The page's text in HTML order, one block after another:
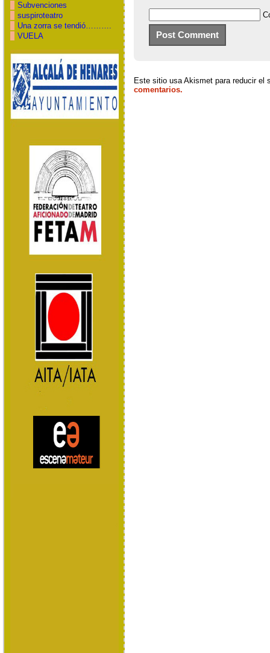
Subvenciones
suspiroteatro
Una zorra se tendió……….
VUELA
Este sitio usa Akismet para reducir el
comentarios.